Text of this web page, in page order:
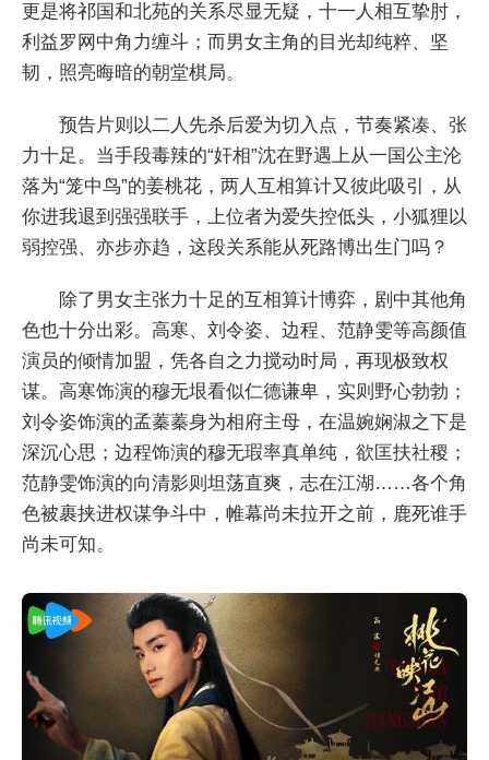
更是将祁国和北苑的关系尽显无疑，十一人相互挚肘，
利益罗网中角力缠斗；而男女主角的目光却纯粹、坚
韧，照亮晦暗的朝堂棋局。
预告片则以二人先杀后爱为切入点，节奏紧凑、张
力十足。当手段毒辣的“奸相”沈在野遇上从一国公主沦
落为“笼中鸟”的姜桃花，两人互相算计又彼此吸引，从
你进我退到强强联手，上位者为爱失控低头，小狐狸以
弱控强、亦步亦趋，这段关系能从死路博出生门吗？
除了男女主张力十足的互相算计博弈，剧中其他角
色也十分出彩。高寒、刘令姿、边程、范静雯等高颜值
演员的倾情加盟，凭各自之力搅动时局，再现极致权
谋。高寒饰演的穆无垠看似仁德谦卑，实则野心勃勃；
刘令姿饰演的孟蓁蓁身为相府主母，在温婉娴淑之下是
深沉心思；边程饰演的穆无瑕率真单纯，欲匡扶社稷；
范静雯饰演的向清影则坦荡直爽，志在江湖……各个角
色被裹挟进权谋争斗中，帷幕尚未拉开之前，鹿死谁手
尚未可知。